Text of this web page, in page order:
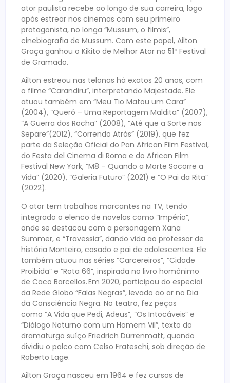
ator paulista recebe ao longo de sua carreira, logo
após estrear nos cinemas com seu primeiro
protagonista, no longa “Mussum, o filmis”,
cinebiografia de Mussum. Com este papel, Ailton
Graça ganhou o Kikito de Melhor Ator no 51º Festival
de Gramado.
Ailton estreou nas telonas há exatos 20 anos, com
o filme “Carandiru”, interpretando Majestade. Ele
atuou também em “Meu Tio Matou um Cara”
(2004), “Querô – Uma Reportagem Maldita” (2007),
“A Guerra dos Rocha” (2008), “Até que a Sorte nos
Separe”(2012), “Correndo Atrás” (2019), que fez
parte da Seleção Oficial do Pan African Film Festival,
do Festa del Cinema di Roma e do African Film
Festival New York, “M8 – Quando a Morte Socorre a
Vida” (2020), “Galeria Futuro” (2021) e “O Pai da Rita”
(2022).
O ator tem trabalhos marcantes na TV, tendo
integrado o elenco de novelas como “Império”,
onde se destacou com a personagem Xana
Summer, e “Travessia”, dando vida ao professor de
história Monteiro, casado e pai de adolescentes. Ele
também atuou nas séries “Carcereiros”, “Cidade
Proibida” e “Rota 66”, inspirada no livro homônimo
de Caco Barcellos. Em 2020, participou do especial
da Rede Globo “Falas Negras”, levado ao ar no Dia
da Consciência Negra. No teatro, fez peças
como “A Vida que Pedi, Adeus”, “Os Intocáveis” e
“Diálogo Noturno com um Homem Vil”, texto do
dramaturgo suíço Friedrich Dürrenmatt, quando
dividiu o palco com Celso Frateschi, sob direção de
Roberto Lage.
Ailton Graça nasceu em 1964 e fez cursos de